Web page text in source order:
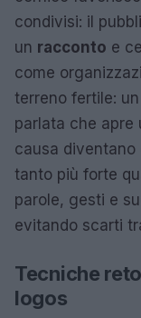
condivisi: il
un racconto e
come
terreno fertile:
parlata che apre
causa diventano
tanto più forte
parole, gesti e
evitando scarti
Tecniche
logos